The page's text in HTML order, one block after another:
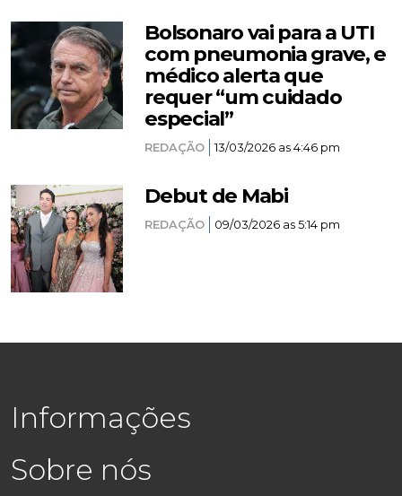
Bolsonaro vai para a UTI
com pneumonia grave, e
médico alerta que
requer “um cuidado
especial”
REDAÇÃO 13/03/2026 as 4:46 pm
Debut de Mabi
REDAÇÃO 09/03/2026 as 5:14 pm
Informações
Sobre nós